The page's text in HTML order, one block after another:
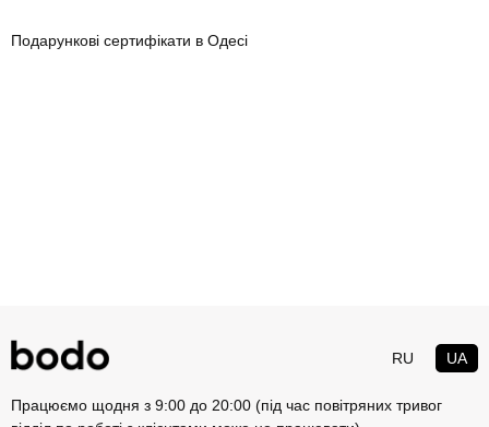
Подарункові сертифікати в Одесі
RU UA
Працюємо щодня з 9:00 до 20:00 (під час повітряних тривог